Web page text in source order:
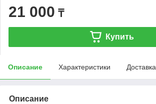
21 000 ₸
Купить
Описание Характеристики Доставка
Описание